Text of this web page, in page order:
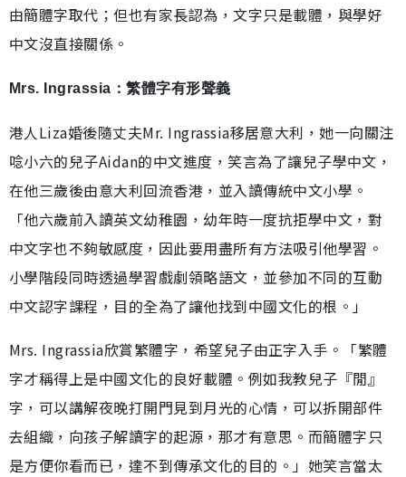
由簡體字取代；但也有家長認為，文字只是載體，與學好
中文沒直接關係。
Mrs. Ingrassia：繁體字有形聲義
港人Liza婚後隨丈夫Mr. Ingrassia移居意大利，她一向關注
唸小六的兒子Aidan的中文進度，笑言為了讓兒子學中文，
在他三歲後由意大利回流香港，並入讀傳統中文小學。
「他六歲前入讀英文幼稚園，幼年時一度抗拒學中文，對
中文字也不夠敏感度，因此要用盡所有方法吸引他學習。
小學階段同時透過學習戲劇領略語文，並參加不同的互動
中文認字課程，目的全為了讓他找到中國文化的根。」
Mrs. Ingrassia欣賞繁體字，希望兒子由正字入手。「繁體
字才稱得上是中國文化的良好載體。例如我教兒子『閒』
字，可以講解夜晚打開門見到月光的心情，可以拆開部件
去組織，向孩子解讀字的起源，那才有意思。而簡體字只
是方便你看而已，達不到傳承文化的目的。」她笑言當太